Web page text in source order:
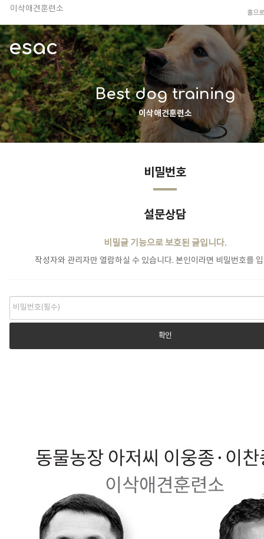
이삭애견훈련소
안전하고 행복한 펫티켓 선도!
경기도 화성시 봉담읍 위치
이찬종, 이웅종 소장 소개
홈으로
esac
Best dog training
이삭애견훈련소
비밀번호
설문상담
비밀글 기능으로 보호된 글입니다.
작성자와 관리자만 열람하실 수 있습니다. 본인이라면 비밀번호를